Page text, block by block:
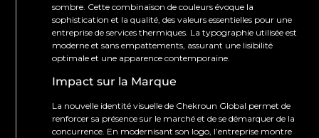
sombre. Cette combinaison de couleurs évoque la
sophistication et la qualité, des valeurs essentielles pour une
entreprise de services thermiques. La typographie utilisée est
moderne et sans empattements, assurant une lisibilité
optimale et une apparence contemporaine.
Impact sur la Marque
La nouvelle identité visuelle de Chekroun Global permet de
renforcer sa présence sur le marché et de se démarquer de la
concurrence. En modernisant son logo, l’entreprise montre